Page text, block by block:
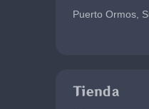
Puerto Ormos,
Tienda